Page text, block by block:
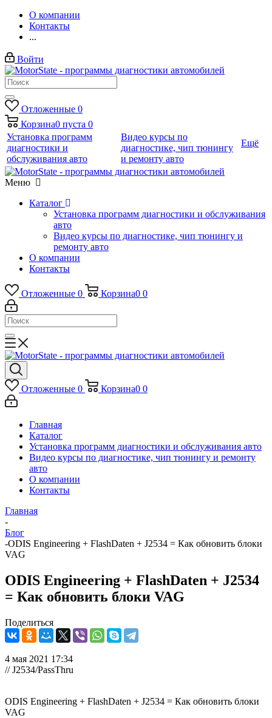
О компании
Контакты
...
Войти
Отложенные 0
Корзина0 пуста 0
Установка программ
диагностики и
обслуживания авто
Видео курсы по
диагностике, чип тюнингу
и ремонту авто
Ещё
Меню
Каталог
Установка программ диагностики и обслуживания
авто
Видео курсы по диагностике, чип тюнингу и
ремонту авто
О компании
Контакты
Отложенные 0 Корзина0 0
Отложенные 0 Корзина0 0
Главная
Каталог
Установка программ диагностики и обслуживания авто
Видео курсы по диагностике, чип тюнингу и ремонту
авто
О компании
Контакты
Главная
-
Блог
-ODIS Engineering + FlashDaten + J2534 = Как обновить блоки
VAG
ODIS Engineering + FlashDaten + J2534
= Как обновить блоки VAG
Поделиться
4 мая 2021 17:34
// J2534/PassThru
ODIS Engineering + FlashDaten + J2534 = Как обновить блоки
VAG